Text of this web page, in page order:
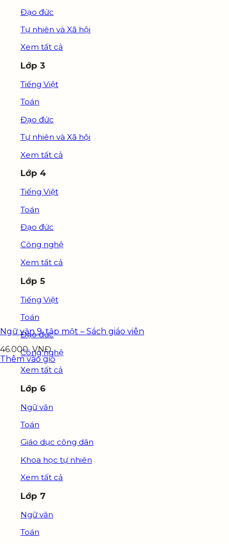
Đạo đức
Tự nhiên và Xã hội
Xem tất cả
Lớp 3
Tiếng Việt
Toán
Đạo đức
Tự nhiên và Xã hội
Xem tất cả
Lớp 4
Tiếng Việt
Toán
Đạo đức
Công nghệ
Xem tất cả
Lớp 5
Tiếng Việt
Toán
Đạo đức
Công nghệ
Xem tất cả
Lớp 6
Ngữ văn
Toán
Giáo dục công dân
Khoa học tự nhiên
Xem tất cả
Lớp 7
Ngữ văn
Toán
Ngữ văn 9, tập một – Sách giáo viên
46.000VNĐ
Thêm vào giỏ